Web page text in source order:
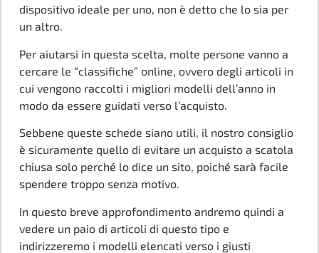
dispositivo ideale per uno, non è detto che lo sia per
un altro.
Per aiutarsi in questa scelta, molte persone vanno a
cercare le “classifiche” online, ovvero degli articoli in
cui vengono raccolti i migliori modelli dell’anno in
modo da essere guidati verso l’acquisto.
Sebbene queste schede siano utili, il nostro consiglio
è sicuramente quello di evitare un acquisto a scatola
chiusa solo perché lo dice un sito, poiché sarà facile
spendere troppo senza motivo.
In questo breve approfondimento andremo quindi a
vedere un paio di articoli di questo tipo e
indirizzeremo i modelli elencati verso i giusti